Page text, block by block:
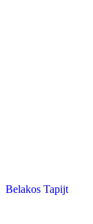
Belakos Tapijt